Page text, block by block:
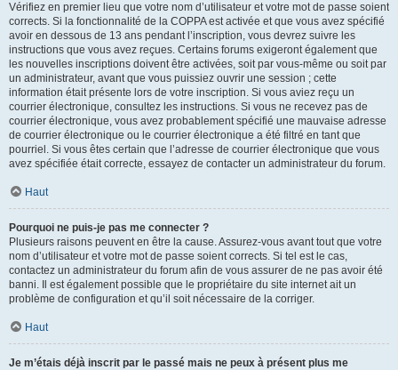
Vérifiez en premier lieu que votre nom d’utilisateur et votre mot de passe soient
corrects. Si la fonctionnalité de la COPPA est activée et que vous avez spécifié
avoir en dessous de 13 ans pendant l’inscription, vous devrez suivre les
instructions que vous avez reçues. Certains forums exigeront également que
les nouvelles inscriptions doivent être activées, soit par vous-même ou soit par
un administrateur, avant que vous puissiez ouvrir une session ; cette
information était présente lors de votre inscription. Si vous aviez reçu un
courrier électronique, consultez les instructions. Si vous ne recevez pas de
courrier électronique, vous avez probablement spécifié une mauvaise adresse
de courrier électronique ou le courrier électronique a été filtré en tant que
pourriel. Si vous êtes certain que l’adresse de courrier électronique que vous
avez spécifiée était correcte, essayez de contacter un administrateur du forum.
Haut
Pourquoi ne puis-je pas me connecter ?
Plusieurs raisons peuvent en être la cause. Assurez-vous avant tout que votre
nom d’utilisateur et votre mot de passe soient corrects. Si tel est le cas,
contactez un administrateur du forum afin de vous assurer de ne pas avoir été
banni. Il est également possible que le propriétaire du site internet ait un
problème de configuration et qu’il soit nécessaire de la corriger.
Haut
Je m’étais déjà inscrit par le passé mais ne peux à présent plus me